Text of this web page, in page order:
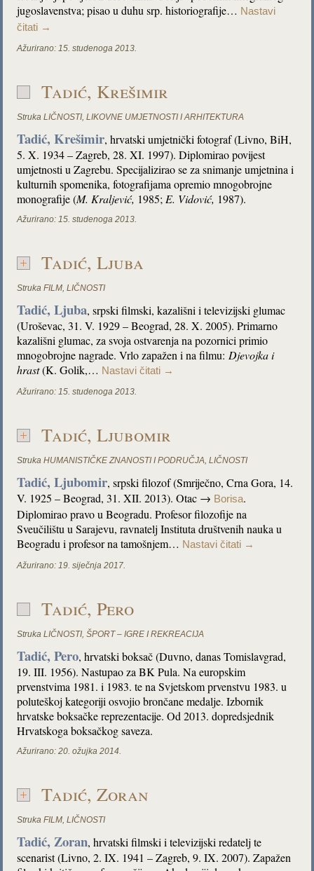
jugoslavenstva; pisao u duhu srp. historiografije… Nastavi
čitati →
Ažurirano: 15. studenoga 2013.
Tadić, Krešimir
Struka LIČNOSTI,LIKOVNE UMJETNOSTI I ARHITEKTURA
Tadić, Krešimir, hrvatski umjetnički fotograf (Livno, BiH,
5. X. 1934 – Zagreb, 28. XI. 1997). Diplomirao povijest
umjetnosti u Zagrebu. Specijalizirao se za snimanje umjetnina i
kulturnih spomenika, fotografijama opremio mnogobrojne
monografije (M. Kraljević, 1985; E. Vidović, 1987).
Ažurirano: 15. studenoga 2013.
Tadić, Ljuba
Struka FILM,LIČNOSTI
Tadić, Ljuba, srpski filmski, kazališni i televizijski glumac
(Uroševac, 31. V. 1929 – Beograd, 28. X. 2005). Primarno
kazališni glumac, za svoja ostvarenja na pozornici primio
mnogobrojne nagrade. Vrlo zapažen i na filmu: Djevojka i
hrast(K. Golik,… Nastavi čitati →
Ažurirano: 15. studenoga 2013.
Tadić, Ljubomir
Struka HUMANISTIČKE ZNANOSTI I PODRUČJA,LIČNOSTI
Tadić, Ljubomir, srpski filozof (Smriječno, Crna Gora, 14.
V. 1925 – Beograd, 31. XII. 2013). Otac → Borisa.
Diplomirao pravo u Beogradu. Profesor filozofije na
Sveučilištu u Sarajevu, ravnatelj Instituta društvenih nauka u
Beogradu i profesor na tamošnjem… Nastavi čitati →
Ažurirano: 19. siječnja 2017.
Tadić, Pero
Struka LIČNOSTI,ŠPORT – IGRE I REKREACIJA
Tadić, Pero, hrvatski boksač (Duvno, danas Tomislavgrad,
19. III. 1956). Nastupao za BK Pula. Na europskim
prvenstvima 1981. i 1983. te na Svjetskom prvenstvu 1983. u
poluteškoj kategoriji osvojio brončane medalje. Izbornik
hrvatske boksačke reprezentacije. Od 2013. dopredsjednik
Hrvatskoga boksačkog saveza.
Ažurirano: 20. ožujka 2014.
Tadić, Zoran
Struka FILM,LIČNOSTI
Tadić, Zoran, hrvatski filmski i televizijski redatelj te
scenarist (Livno, 2. IX. 1941 – Zagreb, 9. IX. 2007). Zapažen